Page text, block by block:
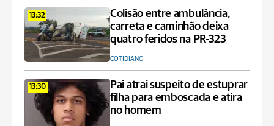
13:32
Colisão entre ambulância,
carreta e caminhão deixa
quatro feridos na PR-323
COTIDIANO
13:30
Pai atrai suspeito de estuprar
filha para emboscada e atira
no homem